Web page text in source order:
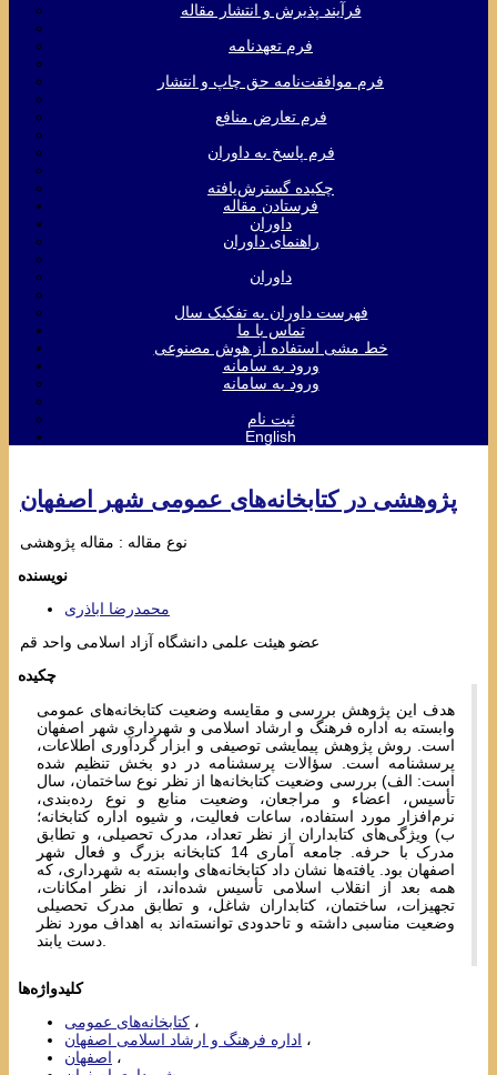
فرآیند پذیرش و انتشار مقاله
فرم تعهدنامه
فرم موافقت‌نامه حق چاپ و انتشار
فرم تعارض منافع
فرم پاسخ به داوران
چکیده گسترش‌یافته
فرستادن مقاله
داوران
راهنمای داوران
داوران
فهرست داوران به تفکیک سال
تماس با ما
خط مشی استفاده از هوش مصنوعی
ورود به سامانه
ورود به سامانه
ثبت نام
English
پژوهشی در کتابخانه‌های عمومی شهر اصفهان
نوع مقاله : مقاله پژوهشی
نویسنده
محمدرضا اباذری
عضو هیئت علمی دانشگاه آزاد اسلامی واحد قم
چکیده
هدف این پژوهش بررسی و مقایسه وضعیت کتابخانه‌های عمومی
وابسته به اداره فرهنگ و ارشاد اسلامی و شهرداری شهر اصفهان
است. روش پژوهش پیمایشی توصیفی و ابزار گردآوری اطلاعات،
پرسشنامه است. سؤالات پرسشنامه در دو بخش تنظیم شده
است: الف) بررسی وضعیت کتابخانه‌ها از نظر نوع ساختمان، سال
تأسیس، اعضاء و مراجعان، وضعیت منابع و نوع رده‌بندی،
نرم‌افزار مورد استفاده، ساعات فعالیت، و شیوه اداره کتابخانه؛
ب) ویژگی‌های کتابداران از نظر تعداد، مدرک تحصیلی، و تطابق
مدرک با حرفه. جامعه آماری 14 کتابخانه بزرگ و فعال شهر
اصفهان بود. یافته‌ها نشان داد کتابخانه‌های وابسته به شهرداری، که
همه بعد از انقلاب اسلامی تأسیس شده‌اند، از نظر امکانات،
تجهیزات، ساختمان، کتابداران شاغل، و تطابق مدرک تحصیلی
وضعیت مناسبی داشته و تاحدودی توانسته‌اند به اهداف مورد نظر
کلیدواژه‌ها
کتابخانه‌های عمومی
اداره فرهنگ و ارشاد اسلامی اصفهان
اصفهان